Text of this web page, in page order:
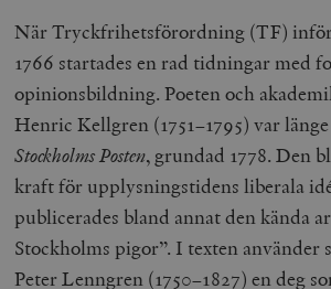
När Tryckfrihetsförordning (TF)
1766 startades en rad tidningar med
opinionsbildning. Poeten och
Henric Kellgren (1751–1795) var
Stockholms Posten, grundad 1778. Den
kraft för upplysningstidens liberala
publicerades bland annat den kända
Stockholms pigor”. I texten använder
Peter Lenngren (1750–1827) en deg